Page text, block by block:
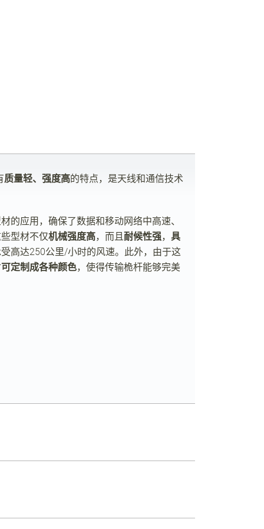
质量轻、强度高的特点，是天线和通信技术
的应用，确保了数据和移动网络中高速、
型材不仅机械强度高，而且 耐候性强， 具
高达250公里/小时的风速。此外，由于这
可定制成各种颜色，使得传输桅杆能够完美